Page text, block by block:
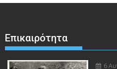
Επικαιρότητα
6